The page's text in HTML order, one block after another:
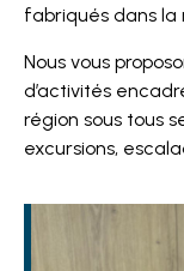
fabriqués dans la
Nous vous
d’activités
région sous tous
excursions,